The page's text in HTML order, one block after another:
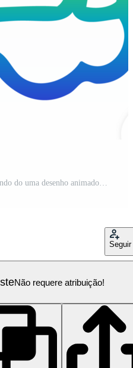
arco Iris gradiente linha desenhando do uma desenho animado relaxar símbolo PNG Pro
Seguir
Não requere atribuição!